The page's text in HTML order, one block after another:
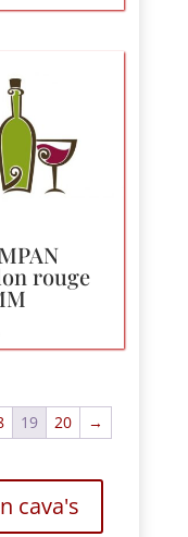
rouge
19 20 →
cava's